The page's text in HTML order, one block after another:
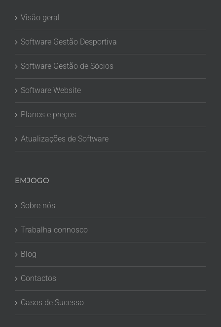
Visão geral
Software Gestão Desportiva
Software Gestão de Sócios
Software Website
Planos e preços
Atualizações de Software
EMJOGO
Sobre nós
Trabalha connosco
Blog
Contactos
Casos de Sucesso